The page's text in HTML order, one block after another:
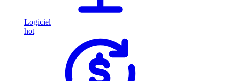
Logiciel
hot